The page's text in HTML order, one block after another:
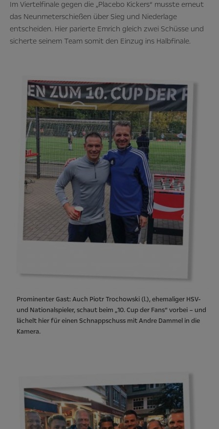
Im Viertelfinale gegen die „Placebo Kickers“ musste erneut
das Neunmeterschießen über Sieg und Niederlage
entscheiden. Hier parierte Emrich gleich zwei Schüsse und
sicherte seinem Team somit den Einzug ins Halbfinale.
Prominenter Gast: Auch Piotr Trochowski (l.), ehemaliger HSV-
und Nationalspieler, schaut beim „10. Cup der Fans“ vorbei – und
lächelt hier für einen Schnappschuss mit Andre Dammel in die
Kamera.